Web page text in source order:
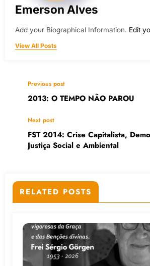
Emerson Alves
Add your Biographical Information. Edit
View All Posts
Previous post
2013: O TEMPO NÃO PAROU
Next post
FST 2014: Crise Capitalista,
Justiça Social e Ambiental
RELATED POSTS